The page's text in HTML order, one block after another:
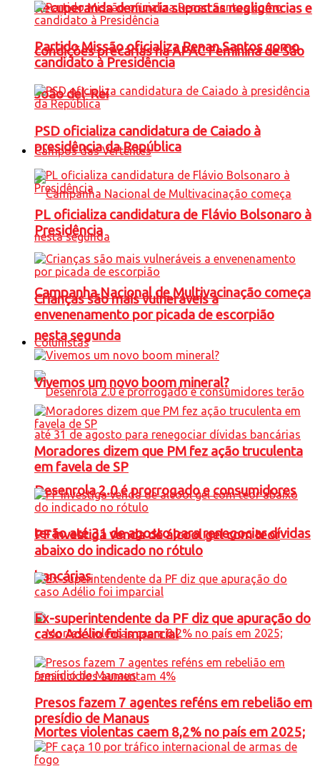
Recuperanda denuncia supostas negligências e
condições precárias na APAC Feminina de São
João del-Rei
Campos das Vertentes
Campanha Nacional de Multivacinação começa
nesta segunda
Desenrola 2.0 é prorrogado e consumidores
terão até 31 de agosto para renegociar dívidas
bancárias
Mortes violentas caem 8,2% no país em 2025;
Partido Missão oficializa Renan Santos como
candidato à Presidência
PSD oficializa candidatura de Caiado à
presidência da República
PL oficializa candidatura de Flávio Bolsonaro à
Presidência
Crianças são mais vulneráveis a
envenenamento por picada de escorpião
Colunistas
Vivemos um novo boom mineral?
Moradores dizem que PM fez ação truculenta
em favela de SP
PF investiga venda de álcool gel com teor
abaixo do indicado no rótulo
Ex-superintendente da PF diz que apuração do
caso Adélio foi imparcial
Presos fazem 7 agentes reféns em rebelião em
presídio de Manaus